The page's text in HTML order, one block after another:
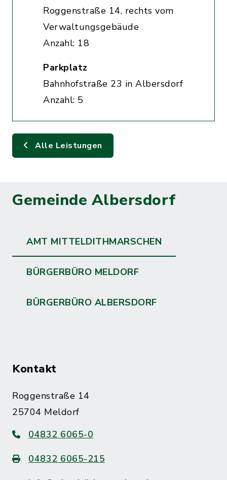
Roggenstraße 14, rechts vom
Verwaltungsgebäude
Anzahl: 18
Parkplatz
Bahnhofstraße 23 in Albersdorf
Anzahl: 5
Alle Leistungen
Gemeinde Albersdorf
AMT MITTELDITHMARSCHEN
BÜRGERBÜRO MELDORF
BÜRGERBÜRO ALBERSDORF
Kontakt
Roggenstraße 14
25704 Meldorf
04832 6065-0
04832 6065-215